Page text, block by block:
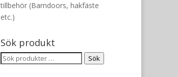
tillbehör (Barndoors, hakfäste
etc.)
Sök produkt
Sök
Sök